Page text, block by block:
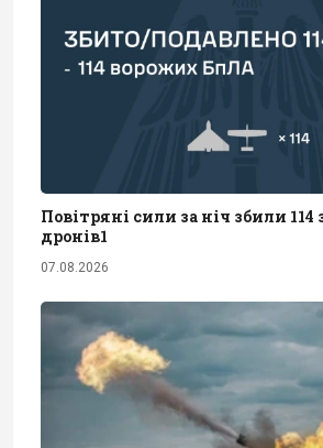
Повітряні сили за ніч збили 114
дронів1
07.08.2026